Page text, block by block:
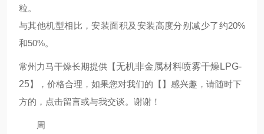
粒。
与其他机型相比，安装面积及安装高度分别减少了约20%
和50%。
常州力马干燥长期提供 【无机非金属材料喷雾干燥LPG-
25】 ，价格合理，如果您对我们的 【 】 感兴趣，请随时下
方的，点击留言或与我交谈。谢谢！
周